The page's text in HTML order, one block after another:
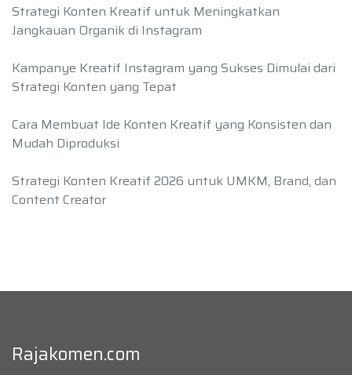
Strategi Konten Kreatif untuk Meningkatkan
Jangkauan Organik di Instagram
Kampanye Kreatif Instagram yang Sukses Dimulai dari
Strategi Konten yang Tepat
Cara Membuat Ide Konten Kreatif yang Konsisten dan
Mudah Diproduksi
Strategi Konten Kreatif 2026 untuk UMKM, Brand, dan
Content Creator
Rajakomen.com